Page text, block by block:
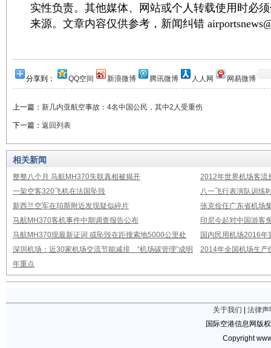
实性负责。其他媒体、网站或个人转载使用时必
来源。文章内容仅供参考，新闻纠错
分享到： QQ空间 新浪微博 腾讯微博 人人网 网易微博
上一篇： 新几内亚航空事故：4名中国公民，其中2人受重伤
下一篇： 返回列表
相关新闻
整整八个月 马航MH370失联真相被揭开
2012年世界机场客流
一架空客320飞机在法国坠毁
八一飞行表演队训练
新西兰空军在珀斯附近发现疑似碎片
张克俭任广东省机场
马航MH370客机事件中期调查报告公布
印尼今起对中国游客
马航MH370现最新证词 或坠毁在距搜索地5000公里处
国内民用机场2016年
深圳机场：近30家机场交流节能减排 “机场碳管理”成明
年重点
2014年全国机场生产
关于我们
法律声
国际空港信息网版
Copyright